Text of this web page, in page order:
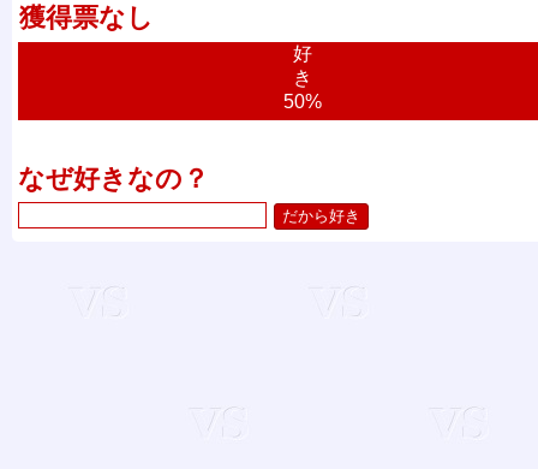
獲得票なし
好
き
50%
なぜ好きなの？